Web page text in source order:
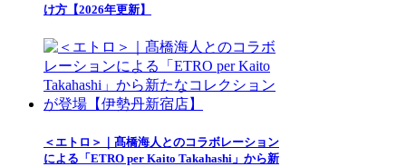
け方【2026年更新】
＜エトロ＞｜髙橋海人とのコラボレーション
による「ETRO per Kaito Takahashi」から新